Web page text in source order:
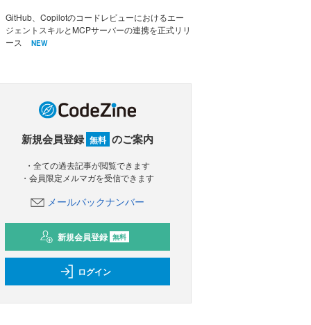
GitHub、Copilotのコードレビューにおけるエー
ジェントスキルとMCPサーバーの連携を正式リリ
ース
NEW
新規会員登録 無料 のご案内
・全ての過去記事が閲覧できます
・会員限定メルマガを受信できます
メールバックナンバー
新規会員登録 無料
ログイン